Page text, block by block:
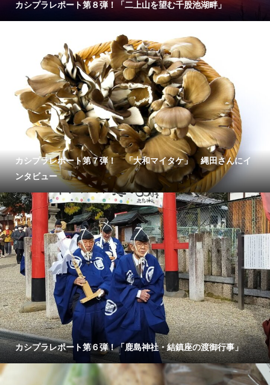
カシプラレポート第８弾！「二上山を望む千股池湖畔」
カシプラレポート第７弾！ 「大和マイタケ」 縄田さんにイ
ンタビュー
カシプラレポート第６弾！「鹿島神社・結鎮座の渡御行事」